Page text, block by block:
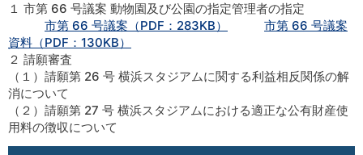
１ 市第 66 号議案 動物園及び公園の指定管理者の指定
市第 66 号議案（PDF：283KB）
市第 66 号議案
資料（PDF：130KB）
２ 請願審査
（１）請願第 26 号 横浜スタジアムに関する利益相反関係の解
消について
（２）請願第 27 号 横浜スタジアムにおける適正な公有財産使
用料の徴収について